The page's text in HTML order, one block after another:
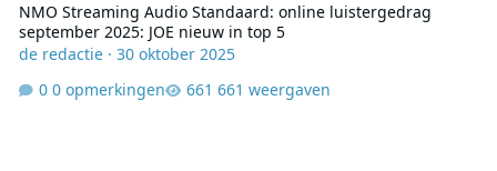
NMO Streaming Audio Standaard: online luistergedrag
september 2025: JOE nieuw in top 5
de redactie· 30 oktober 2025
0 opmerkingen
661 weergaven